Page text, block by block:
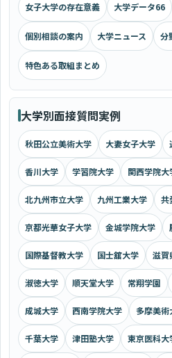
女子大学の存在意義 大学データ66
個別相談の案内 大学ニュース 分
特色ある取組まとめ
大学別面接質問実例
秋田公立美術大学 大妻女子大学
香川大学 学習院大学 関西学院大
北九州市立大学 九州工業大学 共
京都光華女子大学 金城学院大学
国際基督教大学 国士舘大学 滋賀
淑徳大学 順天堂大学 常翔学園
成城大学 西南学院大学 多摩美術
千葉大学 津田塾大学 東京医科大